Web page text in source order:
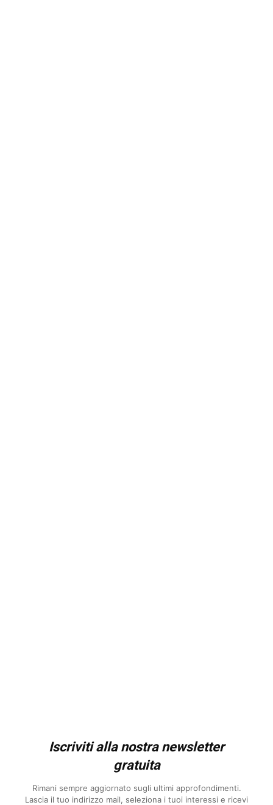
Iscriviti alla nostra newsletter
gratuita
Rimani sempre aggiornato sugli ultimi approfondimenti.
Lascia il tuo indirizzo mail, seleziona i tuoi interessi e ricevi